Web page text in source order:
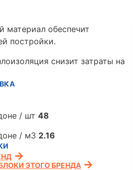
материал обеспечит
постройки.
снизит затраты на
/ шт 48
/ м3 2.16
ЭТОГО БРЕНДА